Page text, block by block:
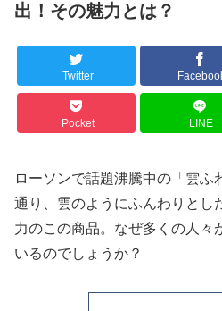
出！その魅力とは？
Twitter
Pocket LINE
ローソンで話題沸騰中の「雲ふ
通り、雲のようにふんわりとし
力のこの商品。なぜ多くの人々
いるのでしょうか？